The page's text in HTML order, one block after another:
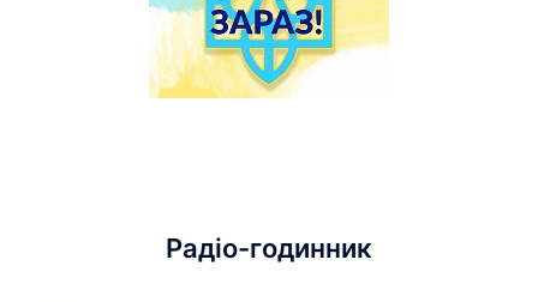
Радіо-годинник